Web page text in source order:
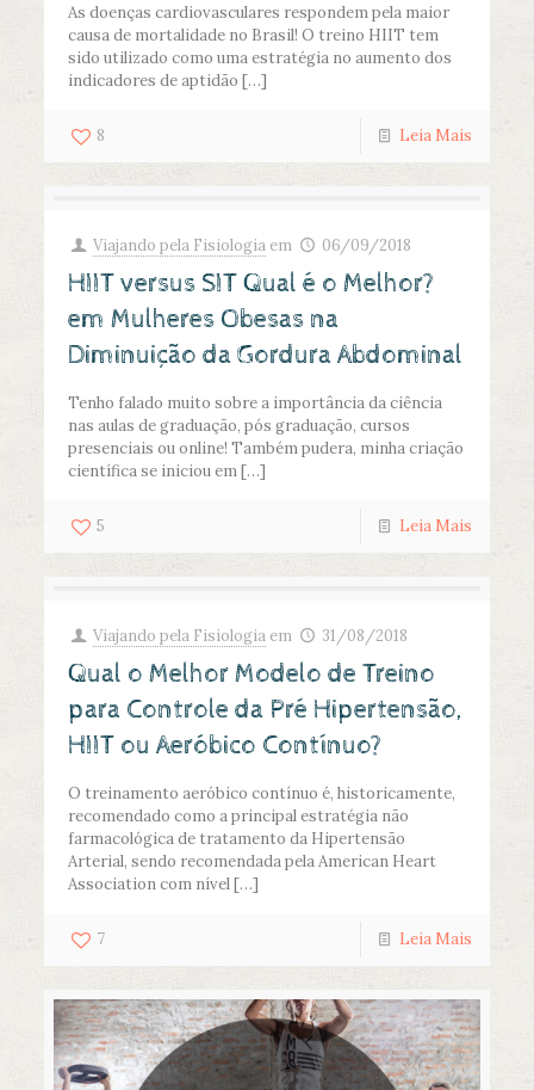
As doenças cardiovasculares respondem pela maior
causa de mortalidade no Brasil! O treino HIIT tem
sido utilizado como uma estratégia no aumento dos
indicadores de aptidão […]
8 Leia Mais
Viajando pela Fisiologia em 06/09/2018
HIIT versus SIT Qual é o Melhor?
em Mulheres Obesas na
Diminuição da Gordura Abdominal
Tenho falado muito sobre a importância da ciência
nas aulas de graduação, pós graduação, cursos
presenciais ou online! Também pudera, minha criação
científica se iniciou em[…]
5 Leia Mais
Viajando pela Fisiologia em 31/08/2018
Qual o Melhor Modelo de Treino
para Controle da Pré Hipertensão,
HIIT ou Aeróbico Contínuo?
O treinamento aeróbico contínuo é, historicamente,
recomendado como a principal estratégia não
farmacológica de tratamento da Hipertensão
Arterial, sendo recomendada pela American Heart
Association com nível[…]
7 Leia Mais